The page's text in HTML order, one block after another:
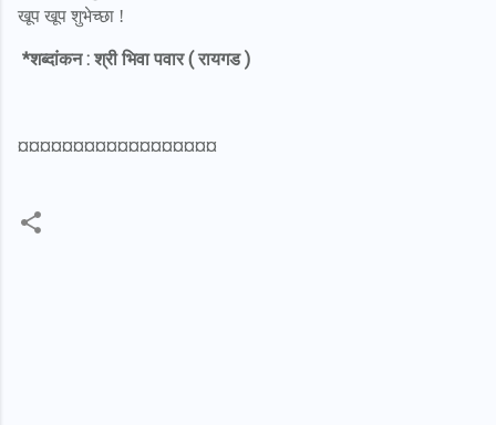
खूप खूप शुभेच्छा !
*शब्दांकन : श्री भिवा पवार ( रायगड )
¤¤¤¤¤¤¤¤¤¤¤¤¤¤¤¤¤¤